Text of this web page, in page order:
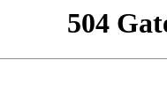
504